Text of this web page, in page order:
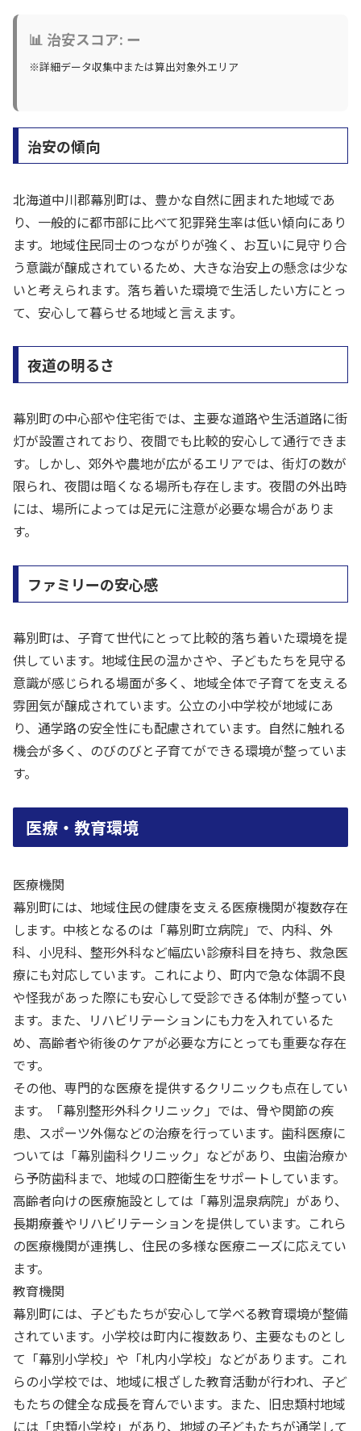
📊 治安スコア: ー
※詳細データ収集中または算出対象外エリア
治安の傾向
北海道中川郡幕別町は、豊かな自然に囲まれた地域であ
り、一般的に都市部に比べて犯罪発生率は低い傾向にあり
ます。地域住民同士のつながりが強く、お互いに見守り合
う意識が醸成されているため、大きな治安上の懸念は少な
いと考えられます。落ち着いた環境で生活したい方にとっ
て、安心して暮らせる地域と言えます。
夜道の明るさ
幕別町の中心部や住宅街では、主要な道路や生活道路に街
灯が設置されており、夜間でも比較的安心して通行できま
す。しかし、郊外や農地が広がるエリアでは、街灯の数が
限られ、夜間は暗くなる場所も存在します。夜間の外出時
には、場所によっては足元に注意が必要な場合がありま
す。
ファミリーの安心感
幕別町は、子育て世代にとって比較的落ち着いた環境を提
供しています。地域住民の温かさや、子どもたちを見守る
意識が感じられる場面が多く、地域全体で子育てを支える
雰囲気が醸成されています。公立の小中学校が地域にあ
り、通学路の安全性にも配慮されています。自然に触れる
機会が多く、のびのびと子育てができる環境が整っていま
す。
医療・教育環境
医療機関
幕別町には、地域住民の健康を支える医療機関が複数存在
します。中核となるのは「幕別町立病院」で、内科、外
科、小児科、整形外科など幅広い診療科目を持ち、救急医
療にも対応しています。これにより、町内で急な体調不良
や怪我があった際にも安心して受診できる体制が整ってい
ます。また、リハビリテーションにも力を入れているた
め、高齢者や術後のケアが必要な方にとっても重要な存在
です。
その他、専門的な医療を提供するクリニックも点在してい
ます。「幕別整形外科クリニック」では、骨や関節の疾
患、スポーツ外傷などの治療を行っています。歯科医療に
ついては「幕別歯科クリニック」などがあり、虫歯治療か
ら予防歯科まで、地域の口腔衛生をサポートしています。
高齢者向けの医療施設としては「幕別温泉病院」があり、
長期療養やリハビリテーションを提供しています。これら
の医療機関が連携し、住民の多様な医療ニーズに応えてい
ます。
教育機関
幕別町には、子どもたちが安心して学べる教育環境が整備
されています。小学校は町内に複数あり、主要なものとし
て「幕別小学校」や「札内小学校」などがあります。これ
らの小学校では、地域に根ざした教育活動が行われ、子ど
もたちの健全な成長を育んでいます。また、旧忠類村地域
には「忠類小学校」があり、地域の子どもたちが通学して